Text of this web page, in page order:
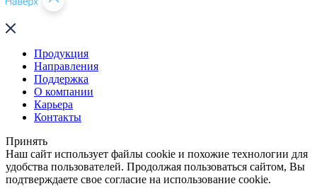
Продукция
Направления
Поддержка
О компании
Карьера
Контакты
Принять
Наш сайт использует файлы cookie и похожие технологии для
удобства пользователей. Продолжая пользоваться сайтом, Вы
подтверждаете свое согласие на использование cookie.